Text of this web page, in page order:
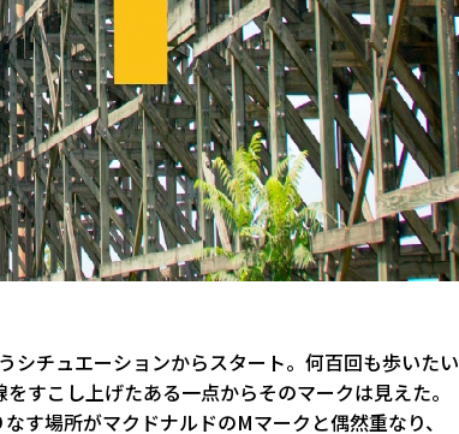
シチュエーションからスタート。何百回も歩いたい
すこし上げたある一点からそのマークは見えた。
す場所がマクドナルドのMマークと偶然重なり、